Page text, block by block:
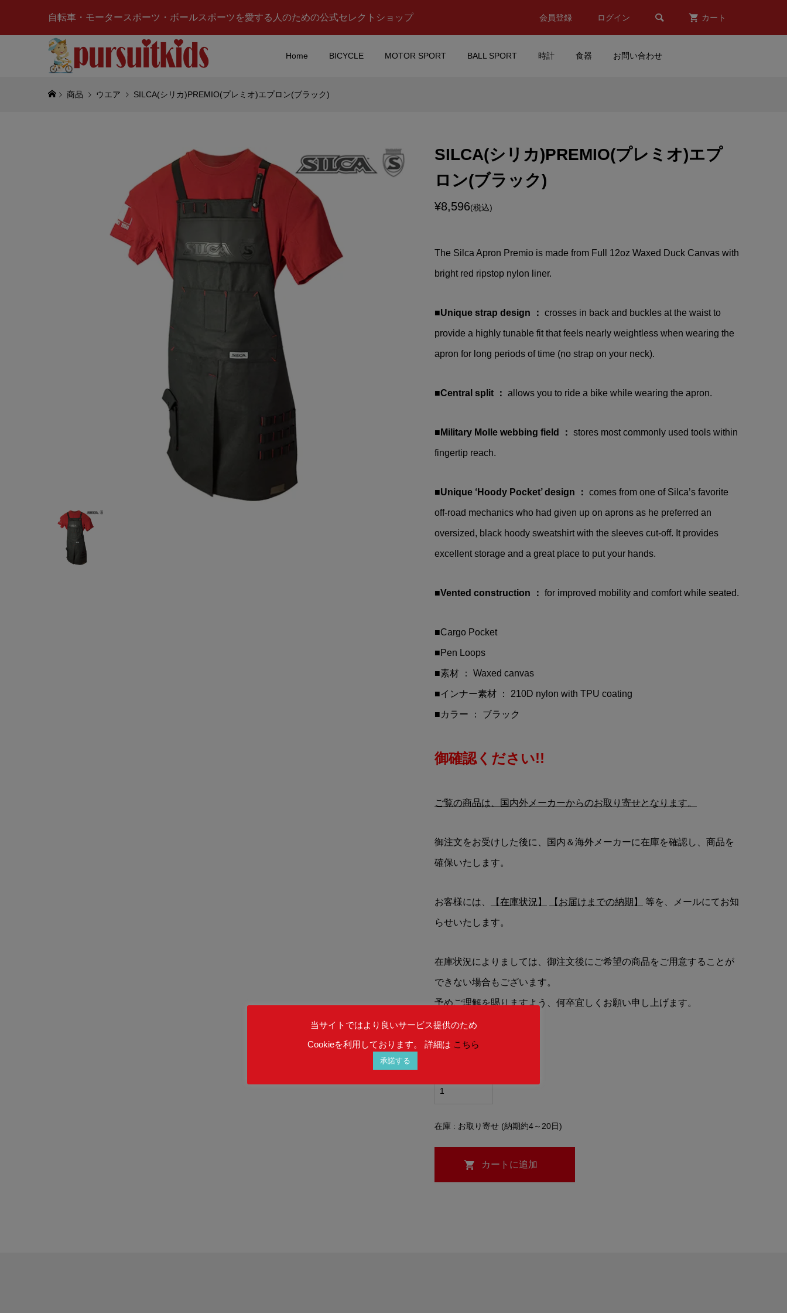
自転車・モータースポーツ・ボールスポーツを愛する人のための公式セレクトショップ 会員登録 ログイン  カート
Home BICYCLE MOTOR SPORT BALL SPORT 時計 食器 お問い合わせ
¥16,500
¥2,980 (税込)
¥6,216(税込)
NOREV(ノレブ)Peugeot(プ
ジョー)J7 Tour de
France(ツールドフランス)...
(税込)
NISMO(ニスモ)マスク(ブラ
ック/MOTUL AUTECH(モチ
TOMICA(トミカ)NISSAN(ニ
ッサン)SKYLINE(スカイライ
ン)ミニカー(HYBRID type(...
(税込)
TOMICA(トミカ)REALIZE
¥3,100(税込)
¥4,180(税込)
商品 ウエア SILCA(シリカ)PREMIO(プレミオ)エプロン(ブラック)
SILCA(シリカ)PREMIO(プレミオ)エプ
ロン(ブラック)
¥8,596(税込)
The Silca Apron Premio is made from Full 12oz Waxed Duck Canvas with
bright red ripstop nylon liner.
■Unique strap design ： crosses in back and buckles at the waist to
provide a highly tunable fit that feels nearly weightless when wearing the
apron for long periods of time (no strap on your neck).
■Central split ： allows you to ride a bike while wearing the apron.
■Military Molle webbing field ： stores most commonly used tools within
fingertip reach.
■Unique ‘Hoody Pocket’ design ： comes from one of Silca’s favorite
off-road mechanics who had given up on aprons as he preferred an
oversized, black hoody sweatshirt with the sleeves cut-off. It provides
excellent storage and a great place to put your hands.
■Vented construction ： for improved mobility and comfort while seated.
■Cargo Pocket
■Pen Loops
■素材 ： Waxed canvas
■インナー素材 ： 210D nylon with TPU coating
■カラー ： ブラック
御確認ください!!
ご覧の商品は、国内外メーカーからのお取り寄せとなります。
御注文をお受けした後に、国内＆海外メーカーに在庫を確認し、商品を
確保いたします。
お客様には、 【在庫状況】 【お届けまでの納期】 等を、メールにてお知
らせいたします。
在庫状況によりましては、御注文後にご希望の商品をご用意することが
できない場合もございます。
予めご理解を賜りますよう、何卒宜しくお願い申し上げます。
在庫 : お取り寄せ (納期約4～20日)
当サイトではより良いサービス提供のため
Cookieを利用しております。 詳細は こちら
承諾する